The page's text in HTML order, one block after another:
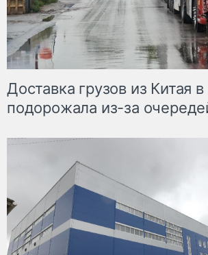
Доставка грузов из Китая
подорожала из-за